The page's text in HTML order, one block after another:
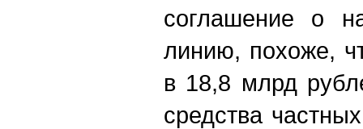
соглашение о
линию, похоже,
в 18,8 млрд
средства